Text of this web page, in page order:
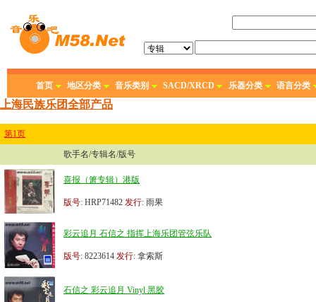
首页 地区分类 音乐类别 SACD/XRCD 乐器分类 语言分类
上海民族乐团全部产品
第1页
歌手名/专辑名/版号
喜报（箫专辑）港版
版号: HRP71482 发行: 雨果
彩云追月 石信之 指挥上海乐团管弦乐队
版号: 8223614 发行: 拿索斯
石信之 彩云追月 Vinyl 黑胶